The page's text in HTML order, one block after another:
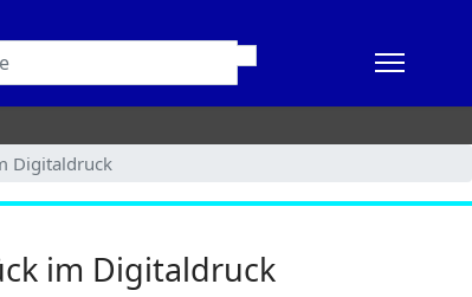
Digitaldruck
im Digitaldruck